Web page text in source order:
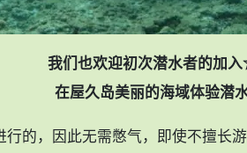
我们也欢迎初次潜水者的加
在屋久岛美丽的海域体验潜
的，因此无需憋气，即使不擅长